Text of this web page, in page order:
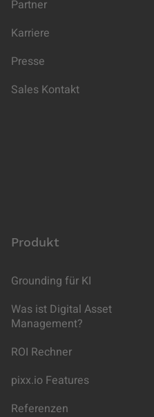
Partner
Karriere
Presse
Sales Kontakt
Produkt
Grounding für KI
Was ist Digital Asset
Management?
ROI Rechner
pixx.io Features
Referenzen